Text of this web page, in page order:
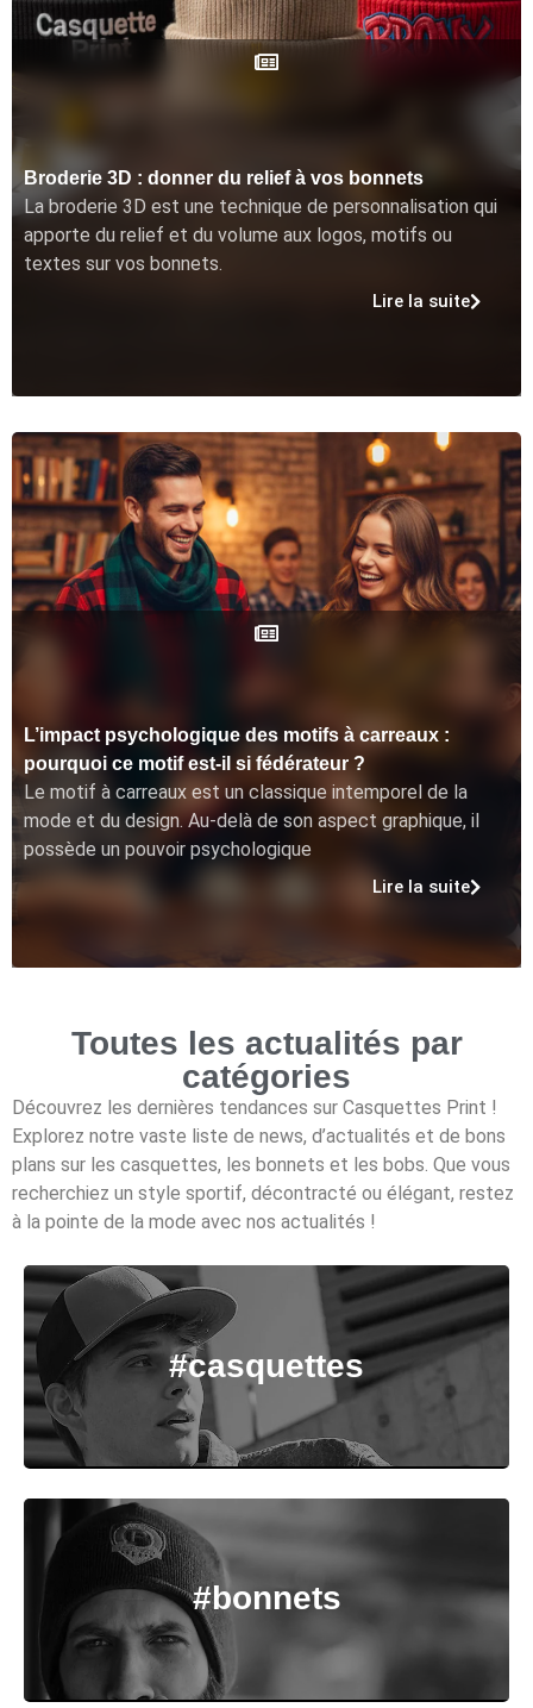
Broderie 3D : donner du relief à vos bonnets
La broderie 3D est une technique de personnalisation qui
apporte du relief et du volume aux logos, motifs ou
textes sur vos bonnets.
Lire la suite
L’impact psychologique des motifs à carreaux :
pourquoi ce motif est-il si fédérateur ?
Le motif à carreaux est un classique intemporel de la
mode et du design. Au-delà de son aspect graphique, il
possède un pouvoir psychologique
Lire la suite
Toutes les actualités par
catégories
Découvrez les dernières tendances sur Casquettes Print !
Explorez notre vaste liste de news, d’actualités et de bons
plans sur les casquettes, les bonnets et les bobs. Que vous
recherchiez un style sportif, décontracté ou élégant, restez
à la pointe de la mode avec nos actualités !
#casquettes
#bonnets